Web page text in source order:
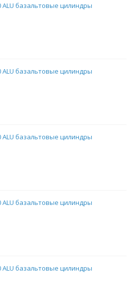
ALU базальтовые цилиндры
ALU базальтовые цилиндры
ALU базальтовые цилиндры
ALU базальтовые цилиндры
ALU базальтовые цилиндры